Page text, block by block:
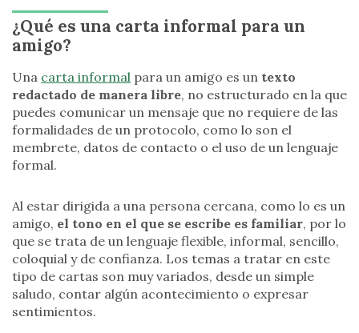
¿Qué es una carta informal para un
amigo?
Una carta informal para un amigo es un texto
redactado de manera libre, no estructurado en la que
puedes comunicar un mensaje que no requiere de las
formalidades de un protocolo, como lo son el
membrete, datos de contacto o el uso de un lenguaje
formal.
Al estar dirigida a una persona cercana, como lo es un
amigo, el tono en el que se escribe es familiar, por lo
que se trata de un lenguaje flexible, informal, sencillo,
coloquial y de confianza. Los temas a tratar en este
tipo de cartas son muy variados, desde un simple
saludo, contar algún acontecimiento o expresar
sentimientos.